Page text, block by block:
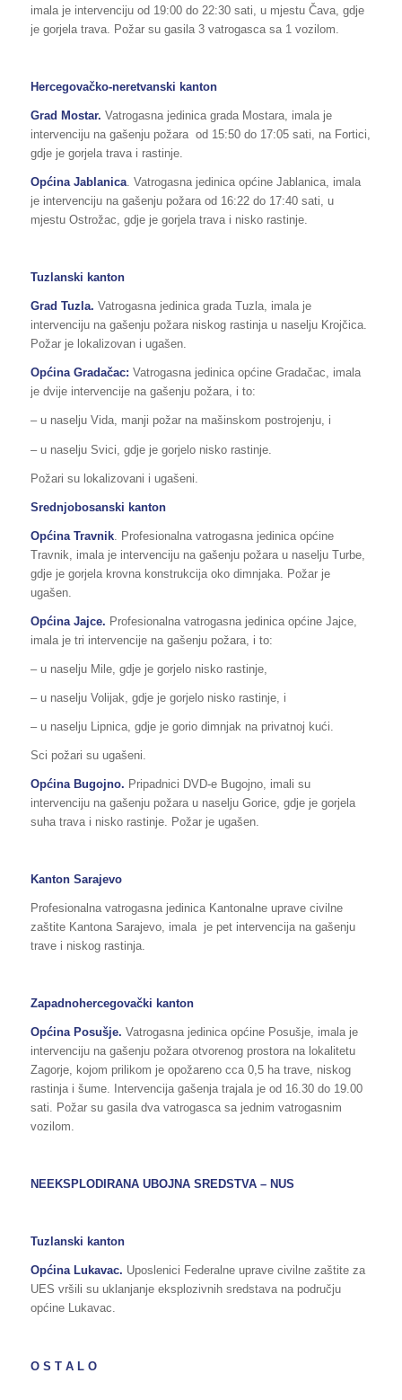
imala je intervenciju od 19:00 do 22:30 sati, u mjestu Čava, gdje
je gorjela trava. Požar su gasila 3 vatrogasca sa 1 vozilom.
Hercegovačko-neretvanski kanton
Grad Mostar. Vatrogasna jedinica grada Mostara, imala je
intervenciju na gašenju požara od 15:50 do 17:05 sati, na Fortici,
gdje je gorjela trava i rastinje.
Općina Jablanica. Vatrogasna jedinica općine Jablanica, imala
je intervenciju na gašenju požara od 16:22 do 17:40 sati, u
mjestu Ostrožac, gdje je gorjela trava i nisko rastinje.
Tuzlanski kanton
Grad Tuzla. Vatrogasna jedinica grada Tuzla, imala je
intervenciju na gašenju požara niskog rastinja u naselju Krojčica.
Požar je lokalizovan i ugašen.
Općina Gradačac: Vatrogasna jedinica općine Gradačac, imala
je dvije intervencije na gašenju požara, i to:
– u naselju Vida, manji požar na mašinskom postrojenju, i
– u naselju Svici, gdje je gorjelo nisko rastinje.
Požari su lokalizovani i ugašeni.
Srednjobosanski kanton
Općina Travnik. Profesionalna vatrogasna jedinica općine
Travnik, imala je intervenciju na gašenju požara u naselju Turbe,
gdje je gorjela krovna konstrukcija oko dimnjaka. Požar je
ugašen.
Općina Jajce. Profesionalna vatrogasna jedinica općine Jajce,
imala je tri intervencije na gašenju požara, i to:
– u naselju Mile, gdje je gorjelo nisko rastinje,
– u naselju Volijak, gdje je gorjelo nisko rastinje, i
– u naselju Lipnica, gdje je gorio dimnjak na privatnoj kući.
Sci požari su ugašeni.
Općina Bugojno. Pripadnici DVD-e Bugojno, imali su
intervenciju na gašenju požara u naselju Gorice, gdje je gorjela
suha trava i nisko rastinje. Požar je ugašen.
Kanton Sarajevo
Profesionalna vatrogasna jedinica Kantonalne uprave civilne
zaštite Kantona Sarajevo, imala je pet intervencija na gašenju
trave i niskog rastinja.
Zapadnohercegovački kanton
Općina Posušje. Vatrogasna jedinica općine Posušje, imala je
intervenciju na gašenju požara otvorenog prostora na lokalitetu
Zagorje, kojom prilikom je opožareno cca 0,5 ha trave, niskog
rastinja i šume. Intervencija gašenja trajala je od 16.30 do 19.00
sati. Požar su gasila dva vatrogasca sa jednim vatrogasnim
vozilom.
NEEKSPLODIRANA UBOJNA SREDSTVA – NUS
Tuzlanski kanton
Općina Lukavac. Uposlenici Federalne uprave civilne zaštite za
UES vršili su uklanjanje eksplozivnih sredstava na području
općine Lukavac.
O S T A L O